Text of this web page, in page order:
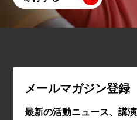
メールマガジン登録
最新の活動ニュース、講